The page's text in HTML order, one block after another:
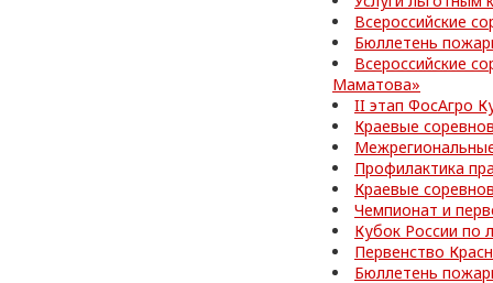
Всероссийские
Бюллетень
Всероссийские
Маматова»
II этап ФосАгро
Краевые
Профилактика
Краевые
Чемпионат и
Кубок России по
Первенство
Бюллетень